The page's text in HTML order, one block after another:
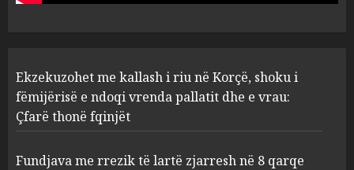
1 AUGUST 8, 2026
2
zjarresh në 8 qarqe
paralajmëron Instituti i
deri në 39°C
Ekzekuzohet me kallash i riu në Korçë, shoku i
fëmijërisë e ndoqi vrenda pallatit dhe e vrau:
Çfarë thonë fqinjët
Fundjava me rrezik të lartë zjarresh në 8 qarqe